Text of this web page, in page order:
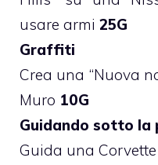
usare armi 25G
Graffiti
Crea una “Nuova
Muro 10G
Guidando sotto la
Guida una